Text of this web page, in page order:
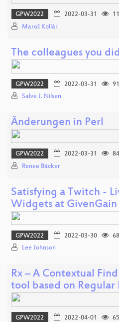
GPW2022 2022-03-31
Maroš Kollár
The colleagues you
GPW2022 2022-03-31
91
Salve J. Nilsen
Änderungen in Perl
GPW2022 2022-03-31
84
Renee Bäcker
Satisfying a Twitch -
Widgets at GivenGain
GPW2022 2022-03-30
68
Lee Johnson
Rx – A Contextual
tool based on Regular
GPW2022 2022-04-01
65